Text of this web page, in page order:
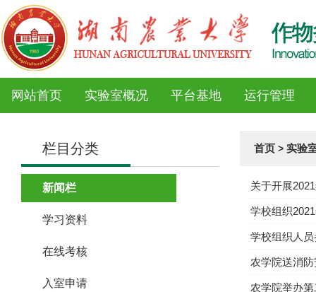
网站首页 实验室概况 平台基地 运行管理
栏目分类
新闻栏
学习资料
在线考核
入室申请
首页 > 实验
关于开展
学校组织
学校组织人
农学院送消
农学院举办